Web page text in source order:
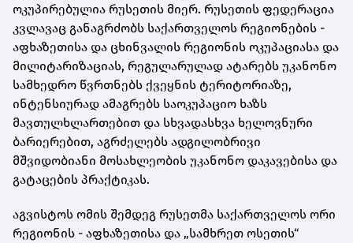
ოკუპირებულია რუსეთის მიერ. რუსეთის ფედერაცია
კვლავაც განაგრძობს საქართველოს რეგიონების -
აფხაზეთისა და ცხინვალის რეგიონის ოკუპაციასა და
მილიტარიზაციას, რეგულარულად ატარებს უკანონო
სამხედრო წვრთნებს ქვეყნის ტერიტორიაზე,
ინტენსიურად ამაგრებს საოკუპაციო ხაზს
მავთულხლართებით და სხვადასხვა ხელოვნური
ბარიერებით, აგრძელებს ადგილობრივი
მშვიდობიანი მოსახლეობის უკანონო დაკავებისა და
გატაცების პრაქტიკას.
აგვისტოს ომის შემდეგ რუსეთმა საქართველოს ორი
რეგიონის - აფხაზეთისა და „სამხრეთ ოსეთის“